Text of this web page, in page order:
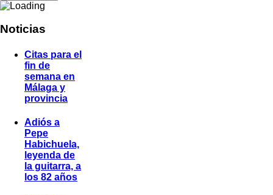
Noticias
Citas para el
fin de
semana en
Málaga y
provincia
Adiós a
Pepe
Habichuela,
leyenda de
la guitarra, a
los 82 años